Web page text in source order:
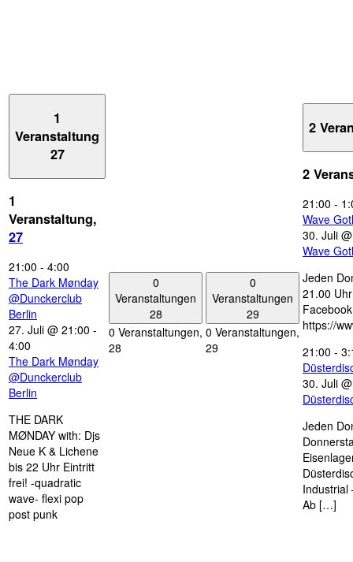
1
Veranstaltung
27
1
Veranstaltung,
27
21:00 - 4:00
The Dark Mønday
@Dunckerclub
Berlin
27. Juli @ 21:00 -
4:00
The Dark Mønday
@Dunckerclub
Berlin
THE DARK
MØNDAY with: Djs
Neue K & Lichene
bis 22 Uhr Eintritt
frei! -quadratic
wave- flexi pop
post punk
0
Veranstaltungen
28
0 Veranstaltungen,
28
0
Veranstaltungen
29
0 Veranstaltungen,
29
2
2
21:00 -
Wave
30. Juli
Wave
Jeden
21.00
https://
21:00 -
30. Juli
Jeden
Industrial
Ab […]